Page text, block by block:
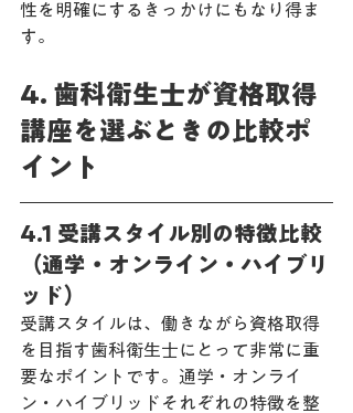
性を明確にするきっかけにもなり得ま
す。
4. 歯科衛生士が資格取得
講座を選ぶときの比較ポ
イント
4.1 受講スタイル別の特徴比較
（通学・オンライン・ハイブリ
ッド）
受講スタイルは、働きながら資格取得
を目指す歯科衛生士にとって非常に重
要なポイントです。通学・オンライ
ン・ハイブリッドそれぞれの特徴を整